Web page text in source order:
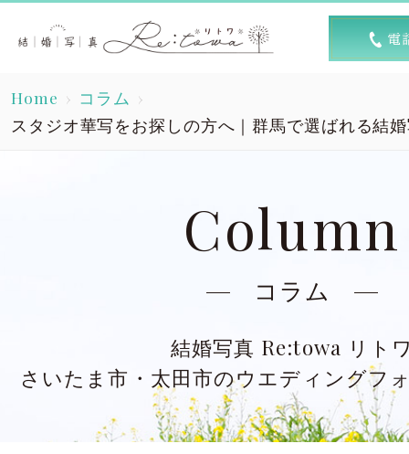
トップ
Top
洋装スタジオ
和装スタジオ
Kimono studio
太田店ギャラリー 大宮
Home
コラム
スタジオ華写をお探しの方へ｜群馬で選ばれる結
Column
コラム
結婚写真 Re:towa リト
さいたま市・太田市のウエディングフ